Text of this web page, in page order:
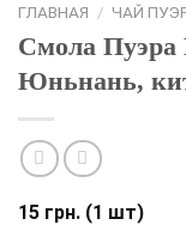
ГЛАВНАЯ / ЧАЙ
Смола
Юньнань,
15 грн. (1 шт)